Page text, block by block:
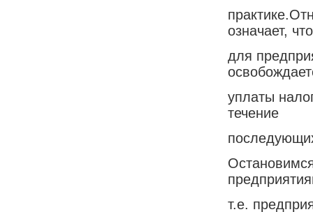
означает, что
для
уплаты
течение
т.е.